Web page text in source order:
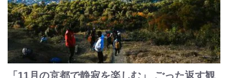
「11月の京都で静寂を楽しむ」 ごった返す観